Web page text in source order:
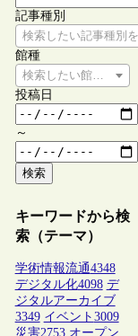
記事種別
検索したい記事種別
館種
検索したい館種を選択
投稿日
～
検索
キーワードから検
索（テーマ）
学術情報流通4348
デジタル化4098 デ
ジタルアーカイブ
3349 イベント 3009
災害2753 オープン